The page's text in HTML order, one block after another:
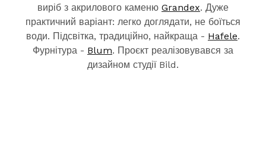
виріб з акрилового каменю Grandex. Дуже
практичний варіант: легко доглядати, не боїться
води. Підсвітка, традиційно, найкраща - Hafele.
Фурнітура - Blum. Проєкт реалізовувався за
дизайном студії Bild.